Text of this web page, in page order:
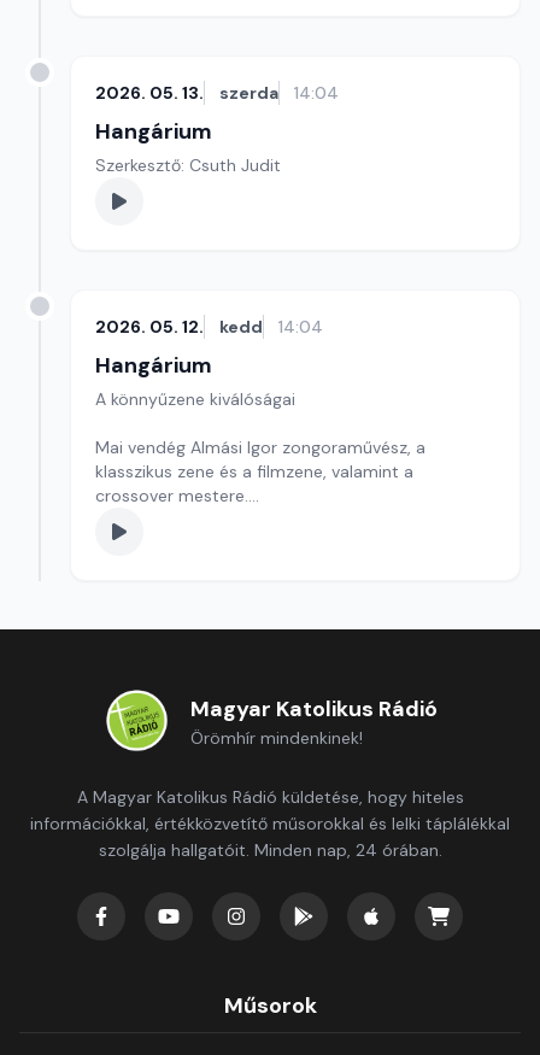
2026. 05. 13. szerda 14:04
Hangárium
Szerkesztő: Csuth Judit
2026. 05. 12. kedd 14:04
Hangárium
A könnyűzene kiválóságai
Mai vendég Almási Igor zongoraművész, a
klasszikus zene és a filmzene, valamint a
crossover mestere.
Szerkesztő: Balogh Tibor
Magyar Katolikus Rádió
Örömhír mindenkinek!
A Magyar Katolikus Rádió küldetése, hogy hiteles
információkkal, értékközvetítő műsorokkal és lelki táplálékkal
szolgálja hallgatóit. Minden nap, 24 órában.
Műsorok